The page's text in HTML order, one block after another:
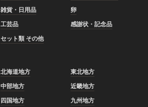
雑貨・日用品
卵
工芸品
感謝状・記念品
セット類 その他
北海道地方
東北地方
中部地方
近畿地方
四国地方 九州地方